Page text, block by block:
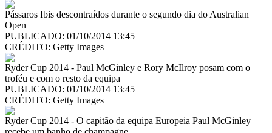
Pássaros Ibis descontraídos durante o segundo dia do Australian
Open
PUBLICADO: 01/10/2014 13:45
CRÉDITO: Getty Images
Ryder Cup 2014 - Paul McGinley e Rory McIlroy posam com o
troféu e com o resto da equipa
PUBLICADO: 01/10/2014 13:45
CRÉDITO: Getty Images
Ryder Cup 2014 - O capitão da equipa Europeia Paul McGinley